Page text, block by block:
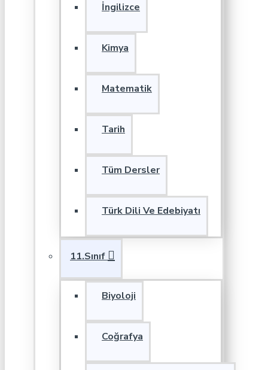
İngilizce
Kimya
Matematik
Tarih
Tüm Dersler
Türk Dili Ve Edebiyatı
11.Sınıf
Biyoloji
Coğrafya